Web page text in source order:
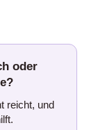
oder
reicht, und